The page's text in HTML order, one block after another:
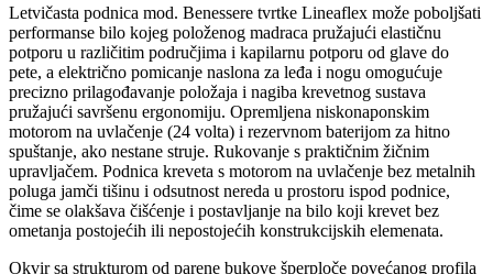
Letvičasta podnica mod. Benessere tvrtke Lineaflex može poboljšati
performanse bilo kojeg položenog madraca pružajući elastičnu
potporu u različitim područjima i kapilarnu potporu od glave do
pete, a električno pomicanje naslona za leđa i nogu omogućuje
precizno prilagođavanje položaja i nagiba krevetnog sustava
pružajući savršenu ergonomiju. Opremljena niskonaponskim
motorom na uvlačenje (24 volta) i rezervnom baterijom za hitno
spuštanje, ako nestane struje. Rukovanje s praktičnim žičnim
upravljačem. Podnica kreveta s motorom na uvlačenje bez metalnih
poluga jamči tišinu i odsutnost nereda u prostoru ispod podnice,
čime se olakšava čišćenje i postavljanje na bilo koji krevet bez
ometanja postojećih ili nepostojećih konstrukcijskih elemenata.
Okvir sa strukturom od parene bukove šperploče povećanog profila